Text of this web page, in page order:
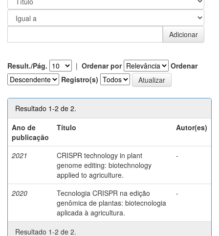
Result./Pág. | Ordenar por
Ordenar
Registro(s)
Resultado 1-2 de 2.
Ano de
publicação
Título Autor(es)
2021
CRISPR technology in plant
genome editing: biotechnology
applied to agriculture.
-
2020
Tecnologia CRISPR na edição
genômica de plantas: biotecnologia
aplicada à agricultura.
-
Resultado 1-2 de 2.